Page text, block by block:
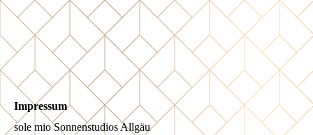
Impressum
sole mio Sonnenstudios Allgäu